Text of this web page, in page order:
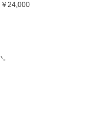
24,000